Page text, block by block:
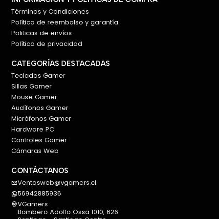
Términos y Condiciones
Política de reembolso y garantía
Politicas de envíos
Política de privacidad
CATEGORÍAS DESTACADAS
Teclados Gamer
Sillas Gamer
Mouse Gamer
Audífonos Gamer
Micrófonos Gamer
Hardware PC
Controles Gamer
Cámaras Web
CONTÁCTANOS
Ventasweb@vgamers.cl
56942885936
VGamers
Bombero Adolfo Ossa 1010, 626